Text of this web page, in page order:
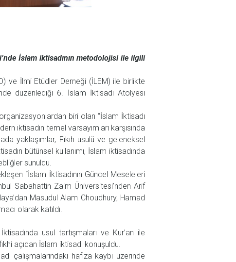
İslam iktisadının metodolojisi ile ilgili
ve İlmi Etüdler Derneği (İLEM) ile birlikte
düzenlediği 6. İslam İktisadı Atölyesi
biri olan “İslam İktisadı
iktisadın temel varsayımları karşısında
yaklaşımlar, Fıkıh usulü ve geleneksel
bütünsel kullanımı, İslam iktisadında
sunuldu.
“İslam İktisadının Güncel Meseleleri
Sabahattin Zaim Üniversitesi’nden Arif
Masudul Alam Choudhury, Hamad
olarak katıldı.
usul tartışmaları ve Kur’an ile
açıdan İslam iktisadı konuşuldu.
çalışmalarındaki hafıza kaybı üzerinde